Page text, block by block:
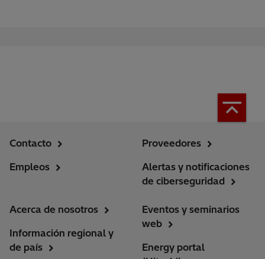
Contacto
Empleos
Proveedores
Alertas y notificaciones
de ciberseguridad
Acerca de nosotros
Información regional y
de país
Eventos y seminarios
web
Energy portal